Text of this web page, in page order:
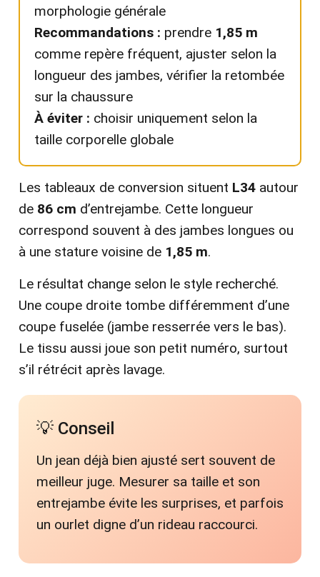
morphologie générale
Recommandations : prendre 1,85 m
comme repère fréquent, ajuster selon la
longueur des jambes, vérifier la retombée
sur la chaussure
À éviter : choisir uniquement selon la
taille corporelle globale
Les tableaux de conversion situent L34 autour
de 86 cm d’entrejambe. Cette longueur
correspond souvent à des jambes longues ou
à une stature voisine de 1,85 m.
Le résultat change selon le style recherché.
Une coupe droite tombe différemment d’une
coupe fuselée (jambe resserrée vers le bas).
Le tissu aussi joue son petit numéro, surtout
s’il rétrécit après lavage.
💡 Conseil
Un jean déjà bien ajusté sert souvent de
meilleur juge. Mesurer sa taille et son
entrejambe évite les surprises, et parfois
un ourlet digne d’un rideau raccourci.